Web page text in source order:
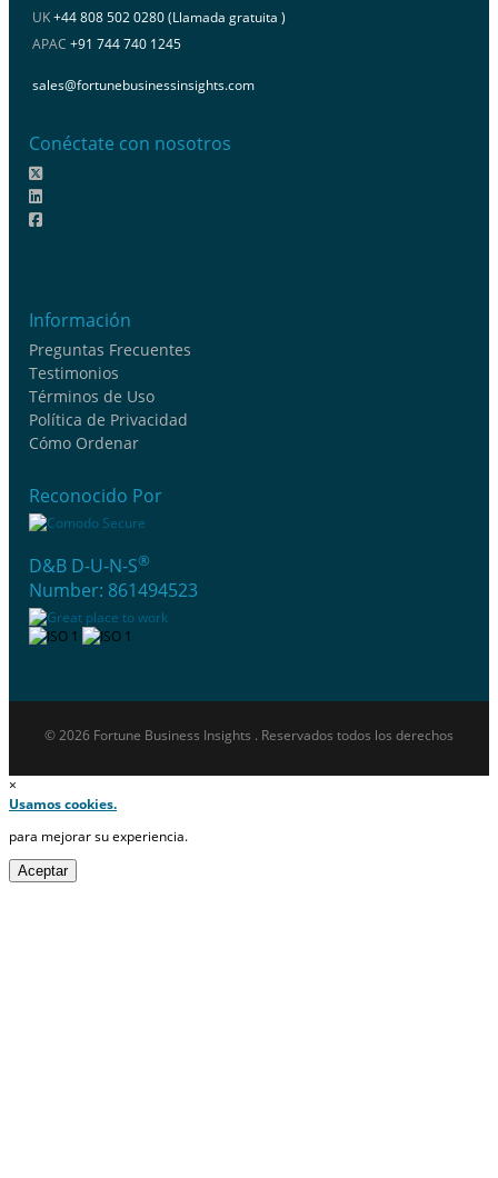
UK+44 808 502 0280 (Llamada gratuita )
APAC +91 744 740 1245
sales@fortunebusinessinsights.com
Conéctate con nosotros
Información
Preguntas Frecuentes
Testimonios
Términos de Uso
Política de Privacidad
Cómo Ordenar
Reconocido Por
D&B D-U-N-S®
Number: 861494523
© 2026 Fortune Business Insights . Reservados todos los derechos
×
Usamos cookies.
para mejorar su experiencia.
Aceptar